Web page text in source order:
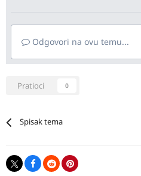
Odgovori na ovu temu...
Pratioci 0
Spisak tema